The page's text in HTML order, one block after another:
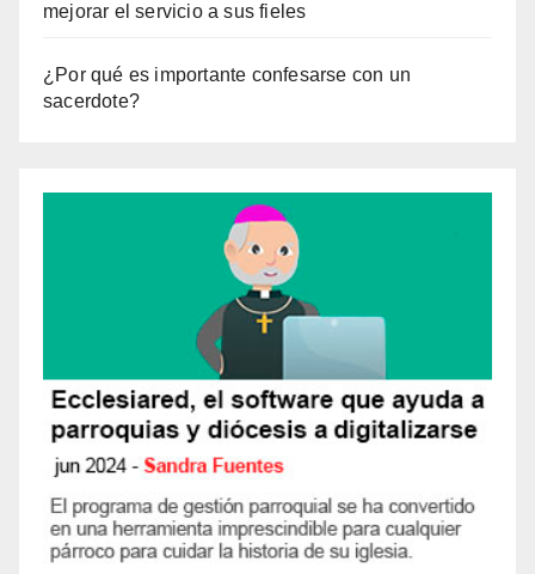
mejorar el servicio a sus fieles
¿Por qué es importante confesarse con un
sacerdote?